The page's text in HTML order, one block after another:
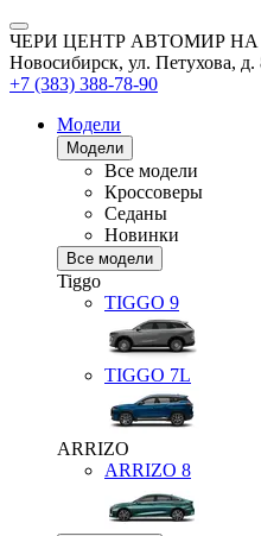
ЧЕРИ ЦЕНТР АВТОМИР
Новосибирск, ул. Петухова, д.
+7 (383) 388-78-90
Модели
Модели
Все модели
Кроссоверы
Седаны
Новинки
Все модели
Tiggo
TIGGO 9
TIGGO 7L
ARRIZO
ARRIZO 8